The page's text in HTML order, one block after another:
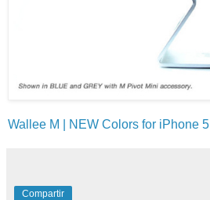
Wallee M | NEW Colors for iPhone 5
Compartir